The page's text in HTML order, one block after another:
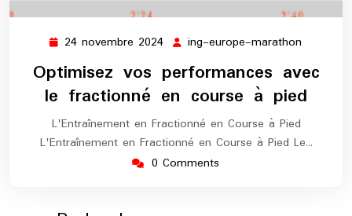
24 novembre 2024 24
novembre
2024
ing-europe-marathon
marathon
Optimisez vos performances avec
le fractionné en course à pied
L'Entraînement en Fractionné en Course à Pied
L'Entraînement en Fractionné en Course à Pied Le…
0 Comments